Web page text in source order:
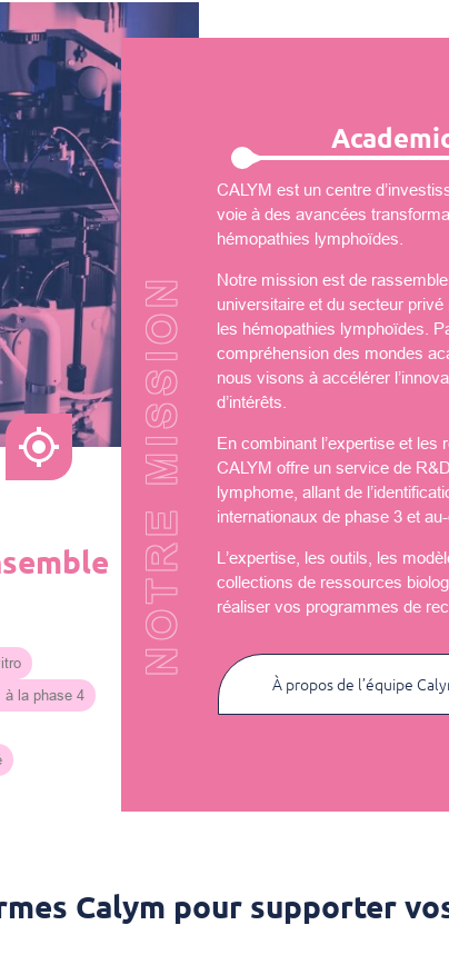
à la phase 4
NOTRE MISSION
CALYM est un centre
voie à des avancées
hémopathies lymphoïdes.
Notre mission est de
universitaire et du secteur
les hémopathies lymphoïdes.
compréhension des mondes
nous visons à accélérer
d’intérêts.
En combinant l’expertise et
CALYM offre un service de
lymphome, allant de
internationaux de phase 3 et au-
L’expertise, les outils, les
collections de ressources
réaliser vos programmes de
À propos de l’équipe
Calym pour supporter